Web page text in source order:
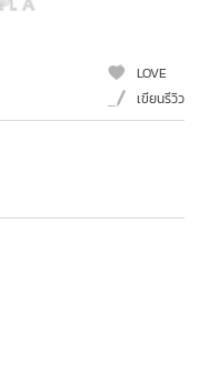
LOVE
เขียนรีวิว